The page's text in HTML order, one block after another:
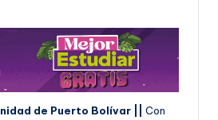
de Puerto Bolívar || Con